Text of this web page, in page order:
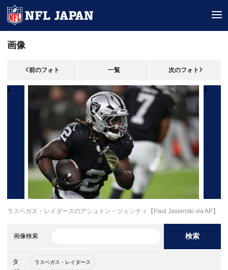
画像
前のフォト 一覧 次のフォト
ラスベガス・レイダースのアシュトン・ジェンティ【Paul Jasienski via AP】
画像検索 検索
タ
ラスベガス・レイダース